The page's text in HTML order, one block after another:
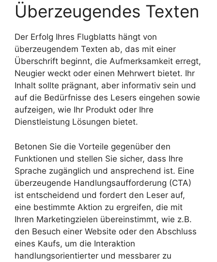
Überzeugendes Texten
Der Erfolg Ihres Flugblatts hängt von
überzeugendem Texten ab, das mit einer
Überschrift beginnt, die Aufmerksamkeit erregt,
Neugier weckt oder einen Mehrwert bietet. Ihr
Inhalt sollte prägnant, aber informativ sein und
auf die Bedürfnisse des Lesers eingehen sowie
aufzeigen, wie Ihr Produkt oder Ihre
Dienstleistung Lösungen bietet.
Betonen Sie die Vorteile gegenüber den
Funktionen und stellen Sie sicher, dass Ihre
Sprache zugänglich und ansprechend ist. Eine
überzeugende Handlungsaufforderung (CTA)
ist entscheidend und fordert den Leser auf,
eine bestimmte Aktion zu ergreifen, die mit
Ihren Marketingzielen übereinstimmt, wie z.B.
den Besuch einer Website oder den Abschluss
eines Kaufs, um die Interaktion
handlungsorientierter und messbarer zu